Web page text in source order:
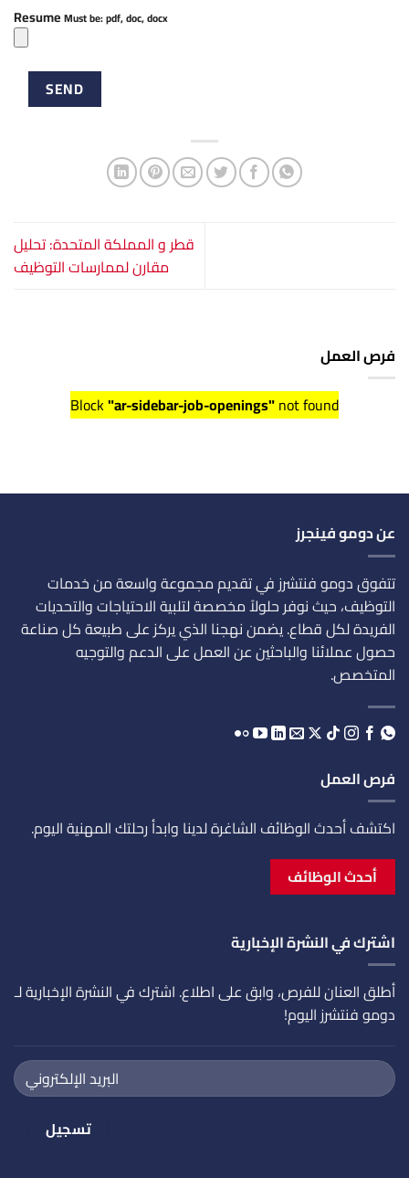
ResumeMust be: pdf, doc, docx
قطر و المملكة المتحدة: تحليل
مقارن لممارسات التوظيف
فرص العمل
Block"ar-sidebar-job-openings"not found
عن دومو فينجرز
تتفوق دومو فنتشرز في تقديم مجموعة واسعة من خدمات
التوظيف، حيث نوفر حلولاً مخصصة لتلبية الاحتياجات والتحديات
الفريدة لكل قطاع. يضمن نهجنا الذي يركز على طبيعة كل صناعة
حصول عملائنا والباحثين عن العمل على الدعم والتوجيه
المتخصص.
فرص العمل
اكتشف أحدث الوظائف الشاغرة لدينا وابدأ رحلتك المهنية اليوم.
أحدث الوظائف
اشترك في النشرة الإخبارية
أطلق العنان للفرص، وابق على اطلاع. اشترك في النشرة الإخبارية لـ
دومو فنتشرز اليوم!